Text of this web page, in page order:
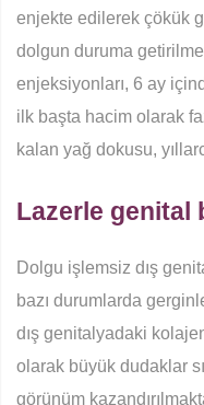
enjekte edilerek çökük
dolgun duruma
enjeksiyonları, 6 ay
ilk başta hacim olarak
kalan yağ dokusu,
Lazerle genital
Dolgu işlemsiz dış
bazı durumlarda
dış genitalyadaki
olarak büyük dudaklar
görünüm